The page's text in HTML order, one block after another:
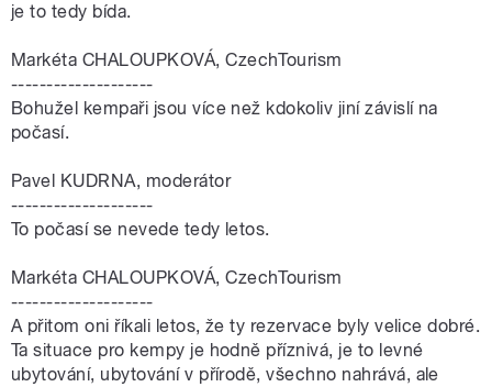
je to tedy bída.
Markéta CHALOUPKOVÁ, CzechTourism
--------------------
Bohužel kempaři jsou více než kdokoliv jiní závislí na
počasí.
Pavel KUDRNA, moderátor
--------------------
To počasí se nevede tedy letos.
Markéta CHALOUPKOVÁ, CzechTourism
--------------------
A přitom oni říkali letos, že ty rezervace byly velice dobré.
Ta situace pro kempy je hodně příznivá, je to levné
ubytování, ubytování v přírodě, všechno nahrává, ale